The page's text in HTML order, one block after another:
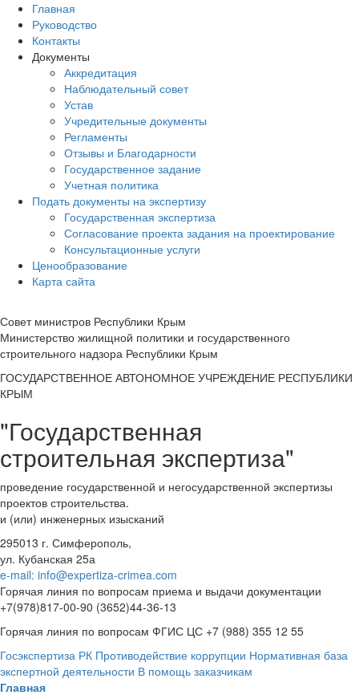
Главная
Руководство
Контакты
Документы
Аккредитация
Наблюдательный совет
Устав
Учредительные документы
Регламенты
Отзывы и Благодарности
Государственное задание
Учетная политика
Подать документы на экспертизу
Государственная экспертиза
Согласование проекта задания на проектирование
Консультационные услуги
Ценообразование
Карта сайта
Совет министров Республики Крым
Министерство жилищной политики и государственного
строительного надзора Республики Крым
ГОСУДАРСТВЕННОЕ АВТОНОМНОЕ УЧРЕЖДЕНИЕ РЕСПУБЛИКИ
КРЫМ
"Государственная
строительная экспертиза"
проведение государственной и негосударственной экспертизы
проектов строительства.
и (или) инженерных изысканий
295013 г. Симферополь,
ул. Кубанская 25а
e-mail: info@expertiza-crimea.com
Горячая линия по вопросам приема и выдачи документации
+7(978)817-00-90 (3652)44-36-13
Горячая линия по вопросам ФГИС ЦС +7 (988) 355 12 55
Госэкспертиза РК Противодействие коррупции Нормативная база
экспертной деятельности В помощь заказчикам
Главная